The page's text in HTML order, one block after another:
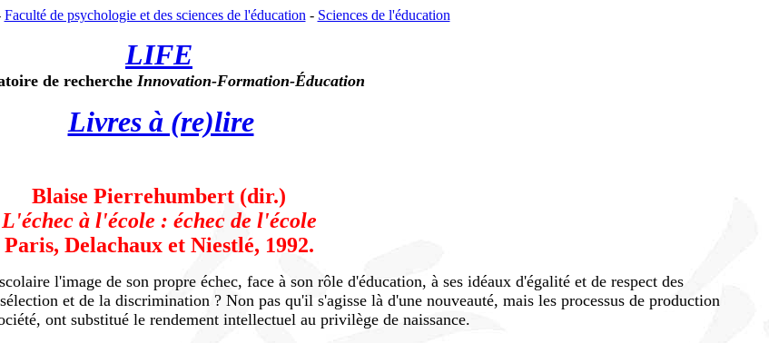
Faculté de psychologie et des sciences de l'éducation - Sciences de l'éducation
LIFE
de recherche Innovation-Formation-Éducation
Livres à (re)lire
Blaise Pierrehumbert (dir.)
L'échec à l'école : échec de l'école
Paris, Delachaux et Niestlé, 1992.
l'image de son propre échec, face à son rôle d'éducation, à ses idéaux d'égalité et de respect des
et de la discrimination ? Non pas qu'il s'agisse là d'une nouveauté, mais les processus de production
ont substitué le rendement intellectuel au privilège de naissance.